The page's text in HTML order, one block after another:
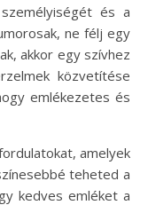
és a
ne félj egy
akkor egy szívhez
közvetítése
emlékezetes és
amelyek
teheted a
kedves emléket a